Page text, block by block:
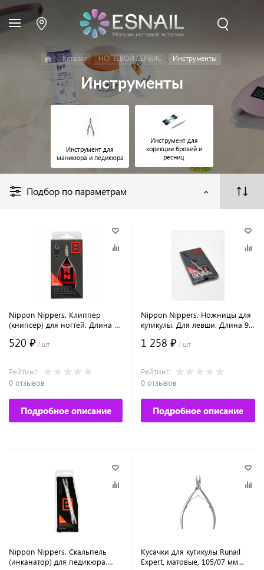
Каталог НОГТЕВОЙ СЕРВИС Инструменты
Инструменты
Инструмент для
маникюра и педикюра
Инструмент для
корекции бровей и
ресниц
Подбор по параметрам
Nippon Nippers. Клиппер
(книпсер) для ногтей. Длина 75
520 ₽ / шт
Рейтинг:
0 отзывов
Подробное описание
Nippon Nippers. Ножницы для
кутикулы. Для левши. Длина 90
1 258 ₽ / шт
Рейтинг:
0 отзывов
Подробное описание
Nippon Nippers. Скальпель
(инканатор) для педикюра.
Кусачки для кутикулы Runail
Expert, матовые, 105/07 мм